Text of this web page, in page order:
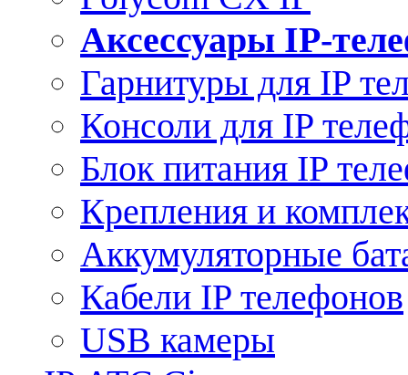
Аксессуары IP-
Гарнитуры для IP
Консоли для IP
Блок питания IP
Крепления и
Аккумуляторные
Кабели IP телефонов
USB камеры